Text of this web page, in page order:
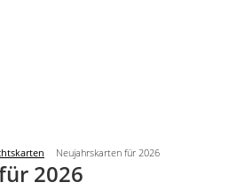
Neujahrskarten für 2026
2026